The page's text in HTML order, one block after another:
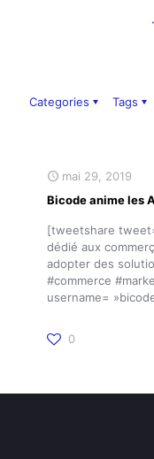
Categories Tags
mai 29, 2019
Bicode anime les
[tweetshare
dédié aux
adopter des
#commerce
username=
0